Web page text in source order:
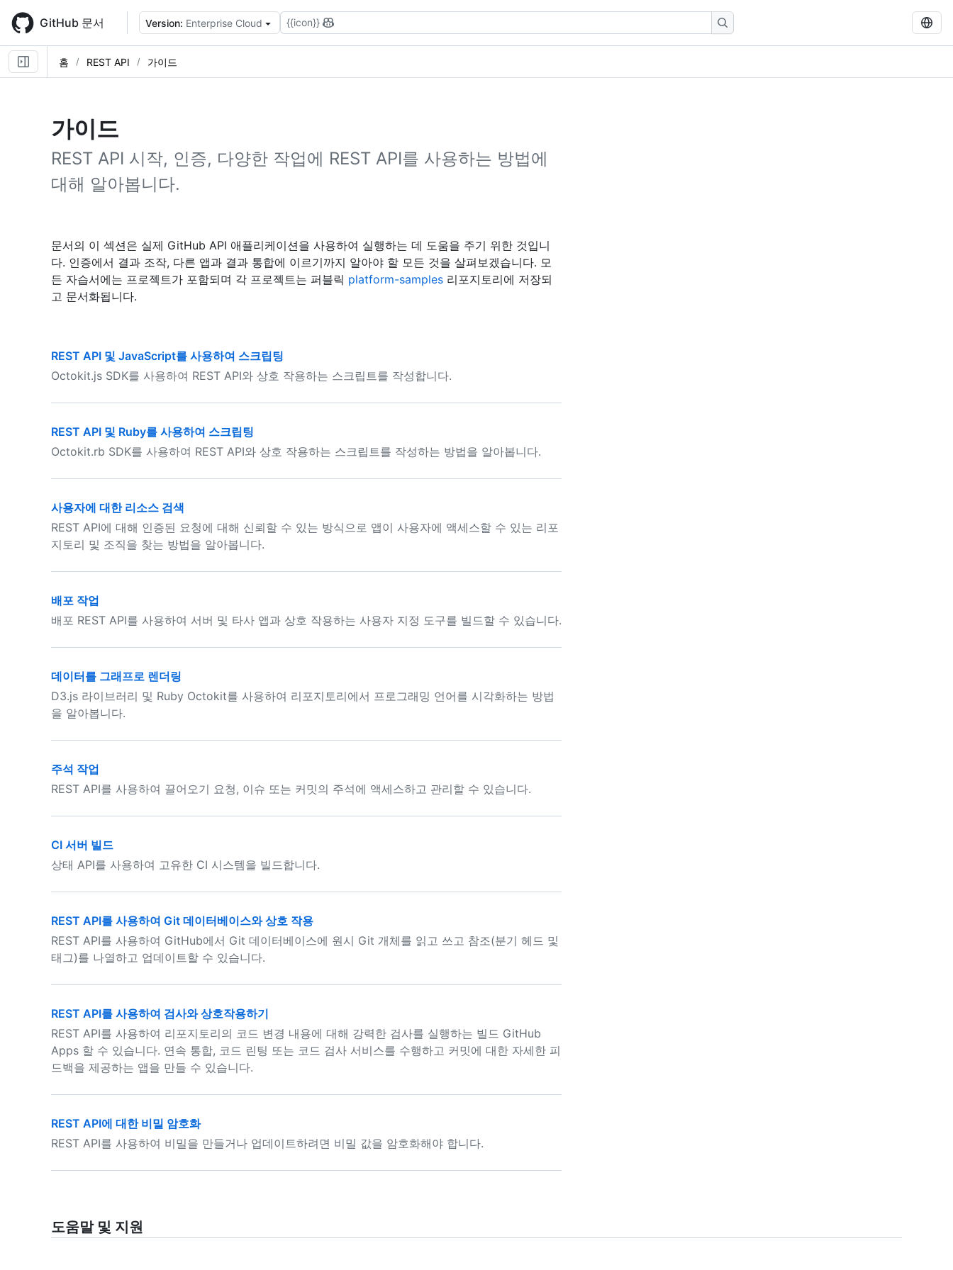
main
content
GitHub 문서 Version: Enterprise Cloud {{icon}}
홈 REST API 가이드
가이드
REST API 시작, 인증, 다양한 작업에 REST API를 사용하는 방법에
대해 알아봅니다.
문서의 이 섹션은 실제 GitHub API 애플리케이션을 사용하여 실행하는 데 도움을 주기 위한 것입니
다. 인증에서 결과 조작, 다른 앱과 결과 통합에 이르기까지 알아야 할 모든 것을 살펴보겠습니다. 모
든 자습서에는 프로젝트가 포함되며 각 프로젝트는 퍼블릭 platform-samples 리포지토리에 저장되
고 문서화됩니다.
REST API 및 JavaScript를 사용하여 스크립팅
Octokit.js SDK를 사용하여 REST API와 상호 작용하는 스크립트를 작성합니다.
REST API 및 Ruby를 사용하여 스크립팅
Octokit.rb SDK를 사용하여 REST API와 상호 작용하는 스크립트를 작성하는 방법을 알아봅니다.
사용자에 대한 리소스 검색
REST API에 대해 인증된 요청에 대해 신뢰할 수 있는 방식으로 앱이 사용자에 액세스할 수 있는 리포
지토리 및 조직을 찾는 방법을 알아봅니다.
배포 작업
배포 REST API를 사용하여 서버 및 타사 앱과 상호 작용하는 사용자 지정 도구를 빌드할 수 있습니다.
데이터를 그래프로 렌더링
D3.js 라이브러리 및 Ruby Octokit를 사용하여 리포지토리에서 프로그래밍 언어를 시각화하는 방법
을 알아봅니다.
주석 작업
REST API를 사용하여 끌어오기 요청, 이슈 또는 커밋의 주석에 액세스하고 관리할 수 있습니다.
CI 서버 빌드
상태 API를 사용하여 고유한 CI 시스템을 빌드합니다.
REST API를 사용하여 Git 데이터베이스와 상호 작용
REST API를 사용하여 GitHub에서 Git 데이터베이스에 원시 Git 개체를 읽고 쓰고 참조(분기 헤드 및
태그)를 나열하고 업데이트할 수 있습니다.
REST API를 사용하여 검사와 상호작용하기
REST API를 사용하여 리포지토리의 코드 변경 내용에 대해 강력한 검사를 실행하는 빌드 GitHub
Apps 할 수 있습니다. 연속 통합, 코드 린팅 또는 코드 검사 서비스를 수행하고 커밋에 대한 자세한 피
드백을 제공하는 앱을 만들 수 있습니다.
REST API에 대한 비밀 암호화
REST API를 사용하여 비밀을 만들거나 업데이트하려면 비밀 값을 암호화해야 합니다.
도움말 및 지원